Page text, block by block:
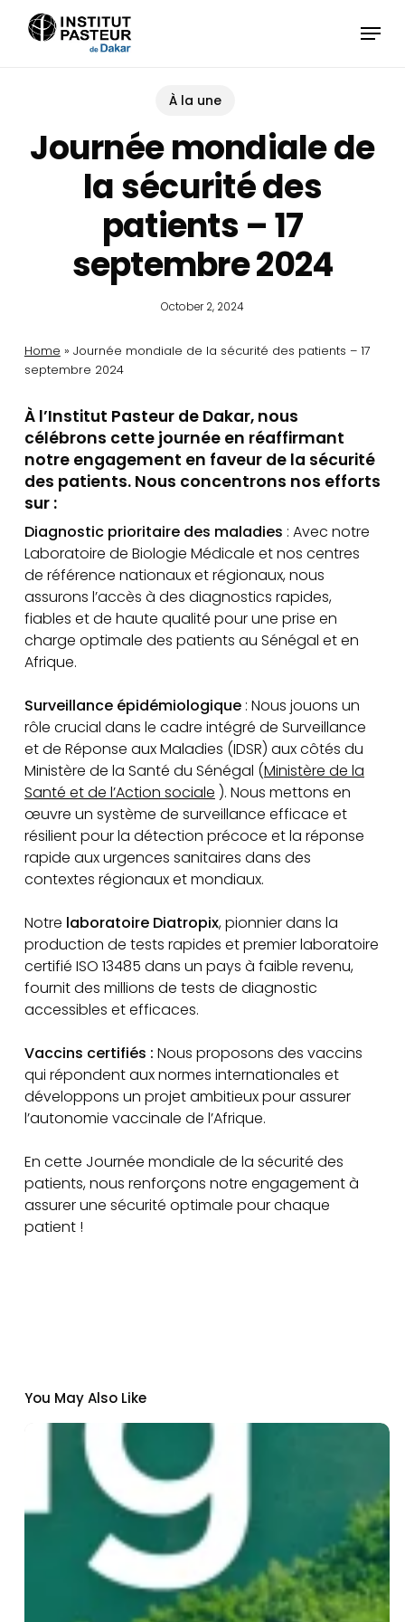
Menu
À la une
Journée mondiale de
la sécurité des
patients – 17
septembre 2024
October 2, 2024
Home » Journée mondiale de la sécurité des patients – 17
septembre 2024
À l’Institut Pasteur de Dakar, nous
célébrons cette journée en réaffirmant
notre engagement en faveur de la sécurité
des patients. Nous concentrons nos efforts
sur :
Diagnostic prioritaire des maladies : Avec notre
Laboratoire de Biologie Médicale et nos centres
de référence nationaux et régionaux, nous
assurons l’accès à des diagnostics rapides,
fiables et de haute qualité pour une prise en
charge optimale des patients au Sénégal et en
Afrique.
Surveillance épidémiologique: Nous jouons un
rôle crucial dans le cadre intégré de Surveillance
et de Réponse aux Maladies (IDSR) aux côtés du
Ministère de la Santé du Sénégal (Ministère de la
Santé et de l’Action sociale ). Nous mettons en
œuvre un système de surveillance efficace et
résilient pour la détection précoce et la réponse
rapide aux urgences sanitaires dans des
contextes régionaux et mondiaux.
Notre laboratoire Diatropix, pionnier dans la
production de tests rapides et premier laboratoire
certifié ISO 13485 dans un pays à faible revenu,
fournit des millions de tests de diagnostic
accessibles et efficaces.
Vaccins certifiés : Nous proposons des vaccins
qui répondent aux normes internationales et
développons un projet ambitieux pour assurer
l’autonomie vaccinale de l’Afrique.
En cette Journée mondiale de la sécurité des
patients, nous renforçons notre engagement à
assurer une sécurité optimale pour chaque
patient !
You May Also Like
rejoint